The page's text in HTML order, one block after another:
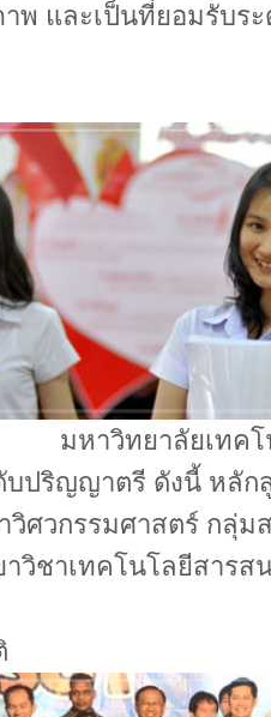
และเป็นที่ยอมรับระ
หาวิทยาลัยเทคโน
ปริญญาตรี ดังนี้ หลัก
ศวกรรมศาสตร์ กลุ่ม
วิชาเทคโนโลยีสารส